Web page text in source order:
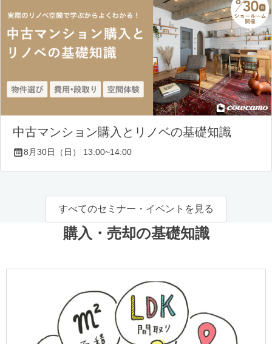
中古マンション購入とリノベの基礎知識
8月30日（日） 13:00~14:00
すべてのセミナー・イベントを見る
購入・売却の基礎知識